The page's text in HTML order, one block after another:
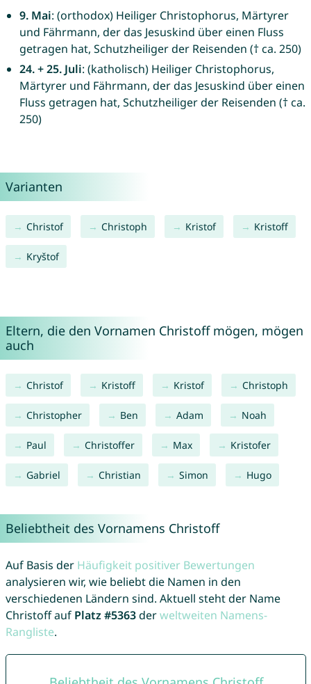
9. Mai: (orthodox) Heiliger Christophorus, Märtyrer
und Fährmann, der das Jesuskind über einen Fluss
getragen hat, Schutzheiliger der Reisenden († ca. 250)
24. + 25. Juli: (katholisch) Heiliger Christophorus,
Märtyrer und Fährmann, der das Jesuskind über einen
Fluss getragen hat, Schutzheiliger der Reisenden († ca.
250)
Varianten
Christof Christoph Kristof Kristoff
Kryštof
Eltern, die den Vornamen Christoff mögen, mögen
auch
Christof Kristoff Kristof Christoph
Christopher Ben Adam Noah
Paul Christoffer Max Kristofer
Gabriel Christian Simon Hugo
Beliebtheit des Vornamens Christoff
Auf Basis der Häufigkeit positiver Bewertungen
analysieren wir, wie beliebt die Namen in den
verschiedenen Ländern sind. Aktuell steht der Name
Christoff auf Platz #5363derweltweiten Namens-
Rangliste.